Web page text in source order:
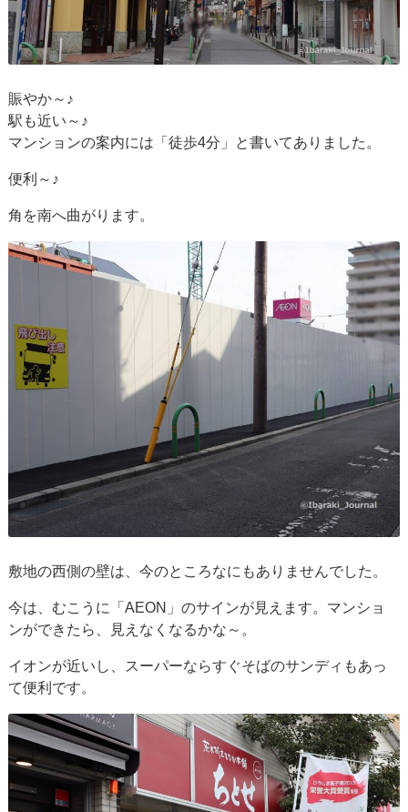
賑やか～♪
駅も近い～♪
マンションの案内には「徒歩4分」と書いてありました。
便利～♪
角を南へ曲がります。
敷地の西側の壁は、今のところなにもありませんでした。
今は、むこうに「AEON」のサインが見えます。マンショ
ンができたら、見えなくなるかな～。
イオンが近いし、スーパーならすぐそばのサンディもあっ
て便利です。